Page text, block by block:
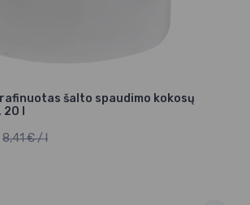
šalto spaudimo kokosų
l
8,41 € / l